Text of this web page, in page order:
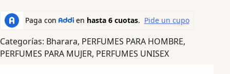
Categorías: Bharara, PERFUMES PARA HOMBRE,
PERFUMES PARA MUJER, PERFUMES UNISEX